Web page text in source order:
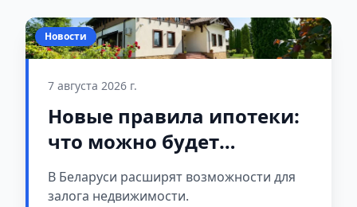
Новости
7 августа 2026 г.
Новые правила ипотеки:
что можно будет
передавать в залог
В Беларуси расширят возможности для
залога недвижимости.